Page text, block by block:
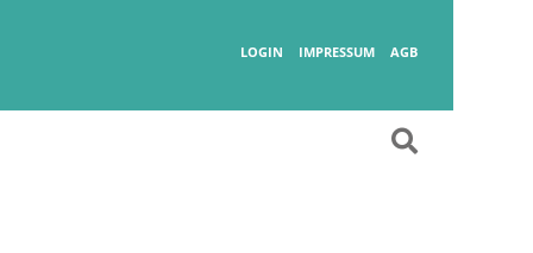
LOGIN IMPRESSUM AGB